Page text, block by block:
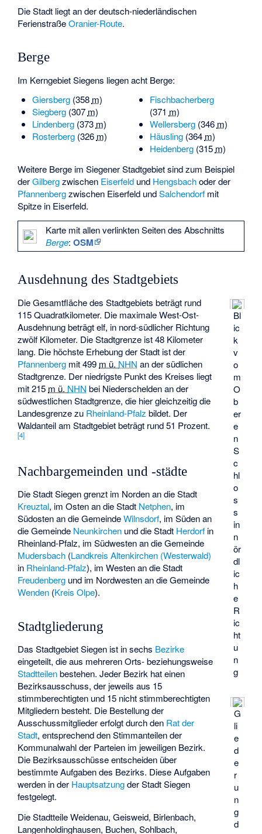
Die Stadt liegt an der deutsch-niederländischen
FerienstraßeOranier-Route.
Berge
Im Kerngebiet Siegens liegen acht Berge:
Giersberg(358 m)
Siegberg(307 m)
Lindenberg(373 m)
Rosterberg(326 m)
Fischbacherberg
(371 m)
Wellersberg(346 m)
Häusling(364 m)
Heidenberg(315 m)
Weitere Berge im Siegener Stadtgebiet sind zum Beispiel
derGilbergzwischen Eiserfeld und Hengsbachoder der
Pfannenbergzwischen Eiserfeld undSalchendorf mit
Spitze in Eiserfeld.
Karte mit allen verlinkten Seiten des Abschnitts
Berge:OSM
Ausdehnung des Stadtgebiets
Bl
ic
k
v
o
m
O
b
er
e
n
S
c
hl
o
s
s
in
n
ör
dl
ic
h
e
R
ic
ht
u
n
g
Die Gesamtfläche des Stadtgebiets beträgt rund
115 Quadratkilometer. Die maximale West-Ost-
Ausdehnung beträgt elf, in nord-südlicher Richtung
zwölf Kilometer. Die Stadtgrenze ist 48 Kilometer
lang. Die höchste Erhebung der Stadt ist der
Pfannenberg mit499 m ü. NHN an der südlichen
Stadtgrenze. Der niedrigste Punkt des Kreises liegt
mit215 m ü. NHN bei Niederschelden an der
südwestlichen Stadtgrenze, die hier gleichzeitig die
Landesgrenze zu Rheinland-Pfalz bildet. Der
Waldanteil am Stadtgebiet beträgt rund 51 Prozent.
[4]
Nachbargemeinden und -städte
Die Stadt Siegen grenzt im Norden an die Stadt
Kreuztal, im Osten an die Stadt Netphen, im
Südosten an die GemeindeWilnsdorf, im Süden an
die Gemeinde Neunkirchen und die Stadt Herdorf in
Rheinland-Pfalz, im Südwesten an die Gemeinde
Mudersbach (Landkreis Altenkirchen (Westerwald)
in Rheinland-Pfalz), im Westen an die Stadt
Freudenberg und im Nordwesten an die Gemeinde
Wenden (Kreis Olpe).
Stadtgliederung
G
li
e
d
e
r
u
n
g
d
Das Stadtgebiet Siegen ist in sechs Bezirke
eingeteilt, die aus mehreren Orts- beziehungsweise
Stadtteilenbestehen. Jeder Bezirk hat einen
Bezirksausschuss, der jeweils aus 15
stimmberechtigten und 15 nicht stimmberechtigten
Mitgliedern besteht. Die Bestellung der
Ausschussmitglieder erfolgt durch den Rat der
Stadt, entsprechend den Stimmanteilen der
Kommunalwahl der Parteien im jeweiligen Bezirk.
Die Bezirksausschüsse entscheiden über
bestimmte Aufgaben des Bezirks. Diese Aufgaben
werden in der Hauptsatzungder Stadt Siegen
festgelegt.
Die Stadtteile Weidenau, Geisweid, Birlenbach,
Langenholdinghausen, Buchen, Sohlbach,